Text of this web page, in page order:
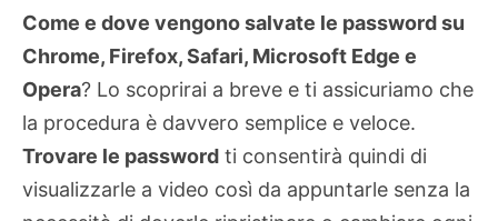
Come e dove vengono salvate le password su
Chrome, Firefox, Safari, Microsoft Edge e
Opera? Lo scoprirai a breve e ti assicuriamo che
la procedura è davvero semplice e veloce.
Trovare le password ti consentirà quindi di
visualizzarle a video così da appuntarle senza la